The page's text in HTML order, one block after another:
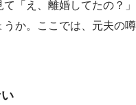
「え、離婚してたの？」
か。ここでは、元夫の噂